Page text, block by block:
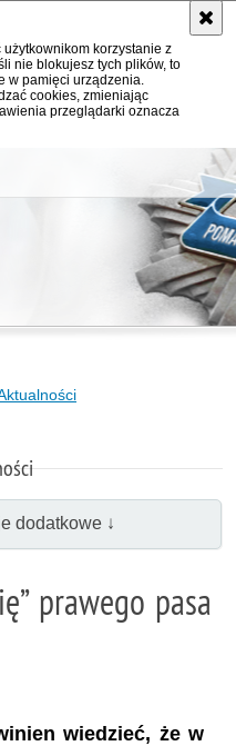
korzystanie z
nie blokujesz tych plików, to
w pamięci urządzenia.
cookies, zmieniając
przeglądarki oznacza
dodatkowe ↓
prawego pasa
wiedzieć, że w